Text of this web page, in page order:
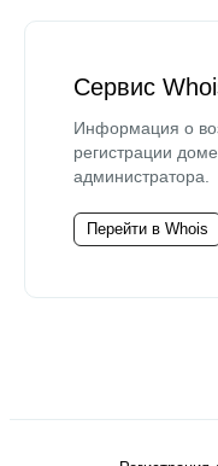
Сервис
Информация о
регистрации
администратора.
Перейти в Whois